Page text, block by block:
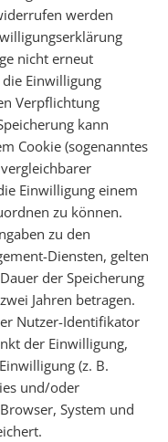
werden
nicht erneut
Einwilligung
Verpflichtung
kann
Cookie (sogenanntes
Einwilligung einem
zu können.
zu den
Diensten, gelten
der Speicherung
Jahren betragen.
Nutzer-Identifikator
der Einwilligung,
(z. B.
und/oder
System und